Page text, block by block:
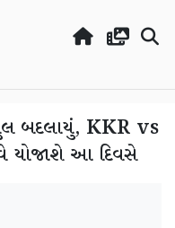
બદલાયું, KKR vs
યોજાશે આ દિવસે